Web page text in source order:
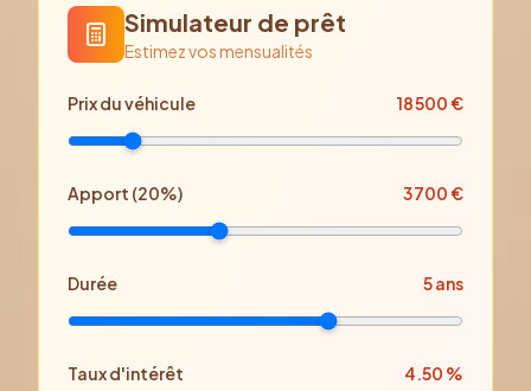
Simulateur de prêt
Estimez vos mensualités
Prixdu véhicule 18 500€
Apport (20%) 3 700€
Durée 5ans
Taux d'intérêt 4.50 %